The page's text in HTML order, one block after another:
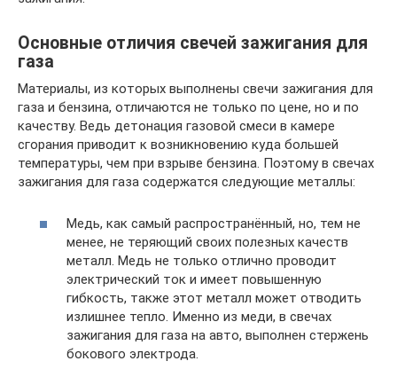
Основные отличия свечей зажигания для
газа
Материалы, из которых выполнены свечи зажигания для
газа и бензина, отличаются не только по цене, но и по
качеству. Ведь детонация газовой смеси в камере
сгорания приводит к возникновению куда большей
температуры, чем при взрыве бензина. Поэтому в свечах
зажигания для газа содержатся следующие металлы:
Медь, как самый распространённый, но, тем не
менее, не теряющий своих полезных качеств
металл. Медь не только отлично проводит
электрический ток и имеет повышенную
гибкость, также этот металл может отводить
излишнее тепло. Именно из меди, в свечах
зажигания для газа на авто, выполнен стержень
бокового электрода.